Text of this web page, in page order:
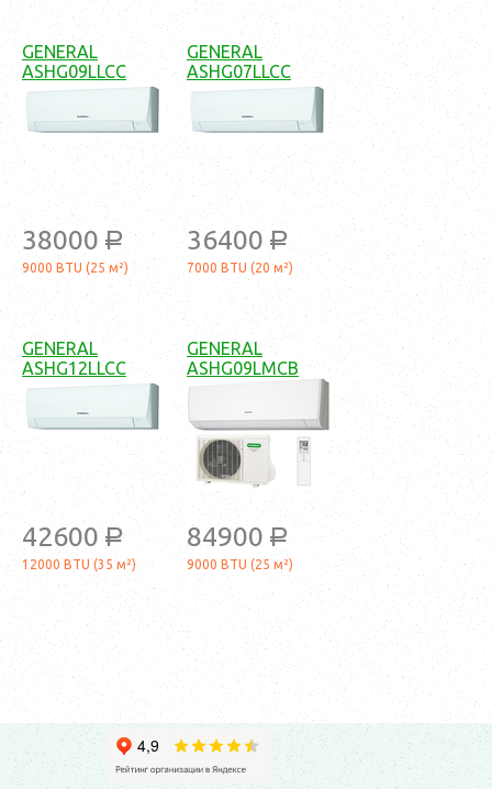
GENERAL
ASHG09LLCC
38000 a
9000 BTU (25 м²)
GENERAL
ASHG07LLCC
36400 a
7000 BTU (20 м²)
GENERAL
ASHG12LLCC
42600 a
12000 BTU (35 м²)
GENERAL
ASHG09LMCB
84900 a
9000 BTU (25 м²)